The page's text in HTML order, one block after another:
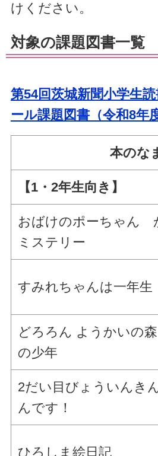
けください。
対象の課題図書一覧
第54回茨城新聞小学生
ール課題図書（令和8年
本のな
【1・2年生向き】
おばけのポーちゃん
ミステリー
すみれちゃんは一年生
どろろん ようかいの
の少年
2だい目びょういんき
んです！
ひろしま絵日記